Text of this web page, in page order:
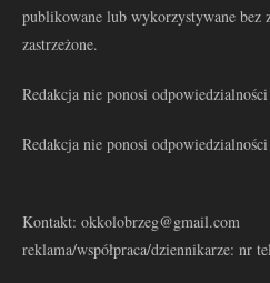
publikowane lub wykorzystywane bez
zastrzeżone.
Redakcja nie ponosi
Redakcja nie ponosi
Kontakt: okkolobrzeg@gmail.com
reklama/współpraca/dziennikarze: nr